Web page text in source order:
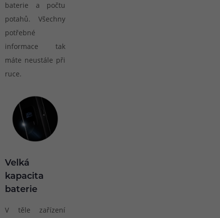
baterie a počtu
potahů. Všechny
potřebné
informace tak
máte neustále při
ruce.
Velká
kapacita
baterie
V těle zařízení